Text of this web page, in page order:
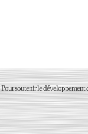
Pour soutenir le développement